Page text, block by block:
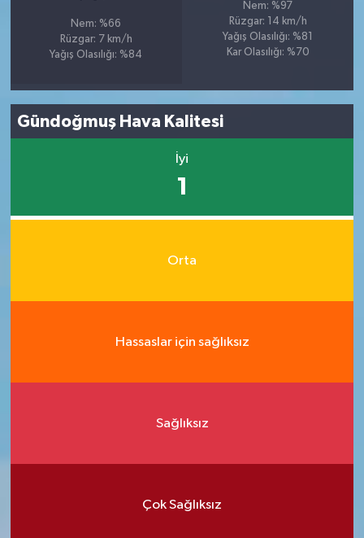
Nem: %66
Rüzgar: 7 km/h
Yağış Olasılığı: %84
Nem: %97
Rüzgar: 14 km/h
Yağış Olasılığı: %81
Kar Olasılığı: %70
Gündoğmuş Hava Kalitesi
İyi
1
Orta
Hassaslar için sağlıksız
Sağlıksız
Çok Sağlıksız